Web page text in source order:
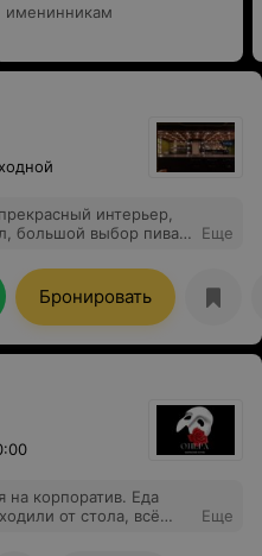
именинникам
интерьер,
большой выбор пива
Еще
Бронировать
на корпоратив. Еда
от стола, всё
Еще